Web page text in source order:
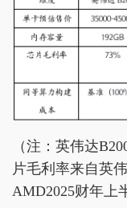
（注：英伟达
片毛利率来自英
AMD2025财年上